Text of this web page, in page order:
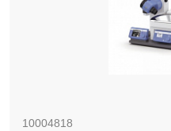
10004818